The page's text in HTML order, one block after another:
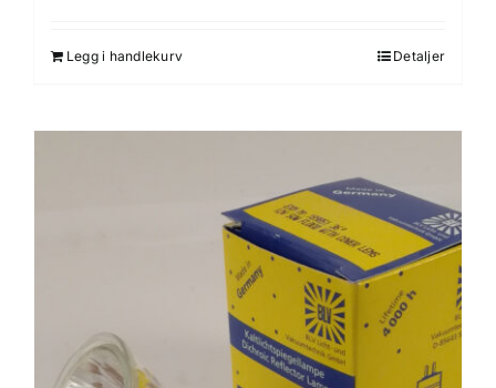
Legg i handlekurv Detaljer